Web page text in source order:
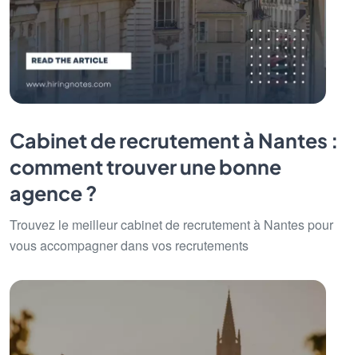
Cabinet de recrutement à Nantes :
comment trouver une bonne
agence ?
Trouvez le meilleur cabinet de recrutement à Nantes pour
vous accompagner dans vos recrutements